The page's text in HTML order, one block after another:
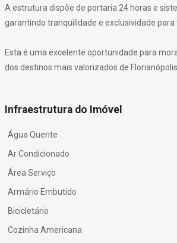
A estrutura dispõe de portaria 24 horas e
garantindo tranquilidade e exclusividade para
Esta é uma excelente oportunidade para
dos destinos mais valorizados de Florianópolis.
Infraestrutura do Imóvel
Água Quente
Ar Condicionado
Área Serviço
Armário Embutido
Bicicletário
Cozinha Americana